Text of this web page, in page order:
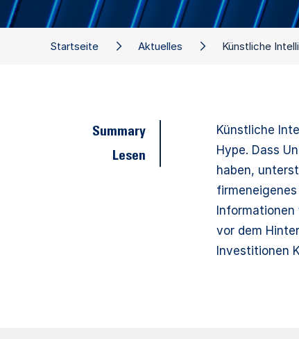
Künstliche
Hype. Dass
haben,
vor dem
Investitionen
Startseite Aktuelles Künstliche
Summary
Lesen